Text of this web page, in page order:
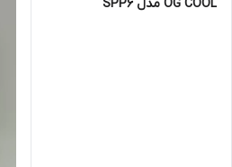
OG COOL مدل SPP۶